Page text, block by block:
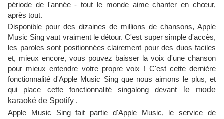
période de l'année - tout le monde aime chanter en chœur,
après tout.
Disponible pour des dizaines de millions de chansons, Apple
Music Sing vaut vraiment le détour. C'est super simple d'accès,
les paroles sont positionnées clairement pour des duos faciles
et, mieux encore, vous pouvez baisser la voix d'une chanson
pour mieux entendre votre propre voix ! C'est cette dernière
fonctionnalité d'Apple Music Sing que nous aimons le plus, et
qui place cette fonctionnalité singalong devant
le mode
karaoké de Spotify .
Apple Music Sing fait partie d'Apple Music, le service de